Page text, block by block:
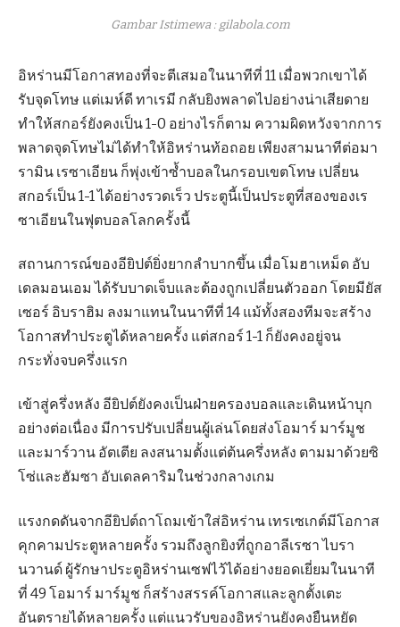
Gambar Istimewa : gilabola.com
อิหร่านมีโอกาสทองที่จะตีเสมอในนาทีที่ 11 เมื่อพวกเขาได้
รับจุดโทษ แต่เมห์ดี ทาเรมี กลับยิงพลาดไปอย่างน่าเสียดาย
ทำให้สกอร์ยังคงเป็น 1-0 อย่างไรก็ตาม ความผิดหวังจากการ
พลาดจุดโทษไม่ได้ทำให้อิหร่านท้อถอย เพียงสามนาทีต่อมา
รามิน เรซาเอียน ก็พุ่งเข้าซ้ำบอลในกรอบเขตโทษ เปลี่ยน
สกอร์เป็น 1-1 ได้อย่างรวดเร็ว ประตูนี้เป็นประตูที่สองของเร
ซาเอียนในฟุตบอลโลกครั้งนี้
สถานการณ์ของอียิปต์ยิ่งยากลำบากขึ้น เมื่อโมฮาเหม็ด อับ
เดลมอนเอม ได้รับบาดเจ็บและต้องถูกเปลี่ยนตัวออก โดยมียัส
เซอร์ อิบราฮิม ลงมาแทนในนาทีที่ 14 แม้ทั้งสองทีมจะสร้าง
โอกาสทำประตูได้หลายครั้ง แต่สกอร์ 1-1 ก็ยังคงอยู่จน
กระทั่งจบครึ่งแรก
เข้าสู่ครึ่งหลัง อียิปต์ยังคงเป็นฝ่ายครองบอลและเดินหน้าบุก
อย่างต่อเนื่อง มีการปรับเปลี่ยนผู้เล่นโดยส่งโอมาร์ มาร์มูช
และมาร์วาน อัตเตีย ลงสนามตั้งแต่ต้นครึ่งหลัง ตามมาด้วยซิ
โซ่และฮัมซา อับเดลคาริมในช่วงกลางเกม
แรงกดดันจากอียิปต์ถาโถมเข้าใส่อิหร่าน เทรเซเกต์มีโอกาส
คุกคามประตูหลายครั้ง รวมถึงลูกยิงที่ถูกอาลีเรซา ไบรา
นวานด์ ผู้รักษาประตูอิหร่านเซฟไว้ได้อย่างยอดเยี่ยมในนาที
ที่ 49 โอมาร์ มาร์มูช ก็สร้างสรรค์โอกาสและลูกตั้งเตะ
อันตรายได้หลายครั้ง แต่แนวรับของอิหร่านยังคงยืนหยัด